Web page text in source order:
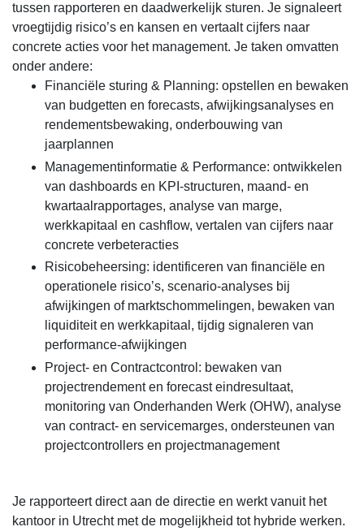
tussen rapporteren en daadwerkelijk sturen. Je signaleert
vroegtijdig risico’s en kansen en vertaalt cijfers naar
concrete acties voor het management. Je taken omvatten
onder andere:
Financiële sturing & Planning: opstellen en bewaken
van budgetten en forecasts, afwijkingsanalyses en
rendementsbewaking, onderbouwing van
jaarplannen
Managementinformatie & Performance: ontwikkelen
van dashboards en KPI-structuren, maand- en
kwartaalrapportages, analyse van marge,
werkkapitaal en cashflow, vertalen van cijfers naar
concrete verbeteracties
Risicobeheersing: identificeren van financiële en
operationele risico’s, scenario-analyses bij
afwijkingen of marktschommelingen, bewaken van
liquiditeit en werkkapitaal, tijdig signaleren van
performance-afwijkingen
Project- en Contractcontrol: bewaken van
projectrendement en forecast eindresultaat,
monitoring van Onderhanden Werk (OHW), analyse
van contract- en servicemarges, ondersteunen van
projectcontrollers en projectmanagement
Je rapporteert direct aan de directie en werkt vanuit het
kantoor in Utrecht met de mogelijkheid tot hybride werken.